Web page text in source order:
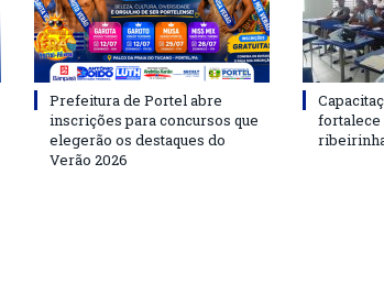
Prefeitura de Portel abre
inscrições para concursos que
elegerão os destaques do
Verão 2026
fortalece